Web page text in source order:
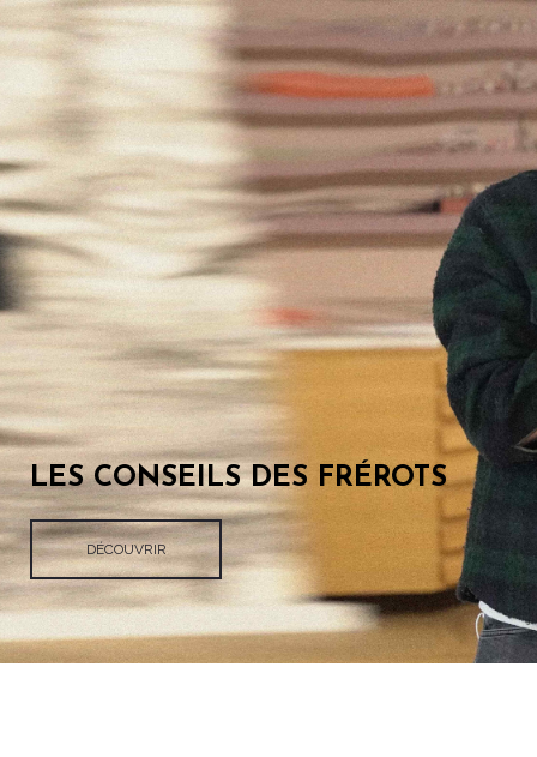
LES CONSEILS DES FRÉROTS
DÉCOUVRIR